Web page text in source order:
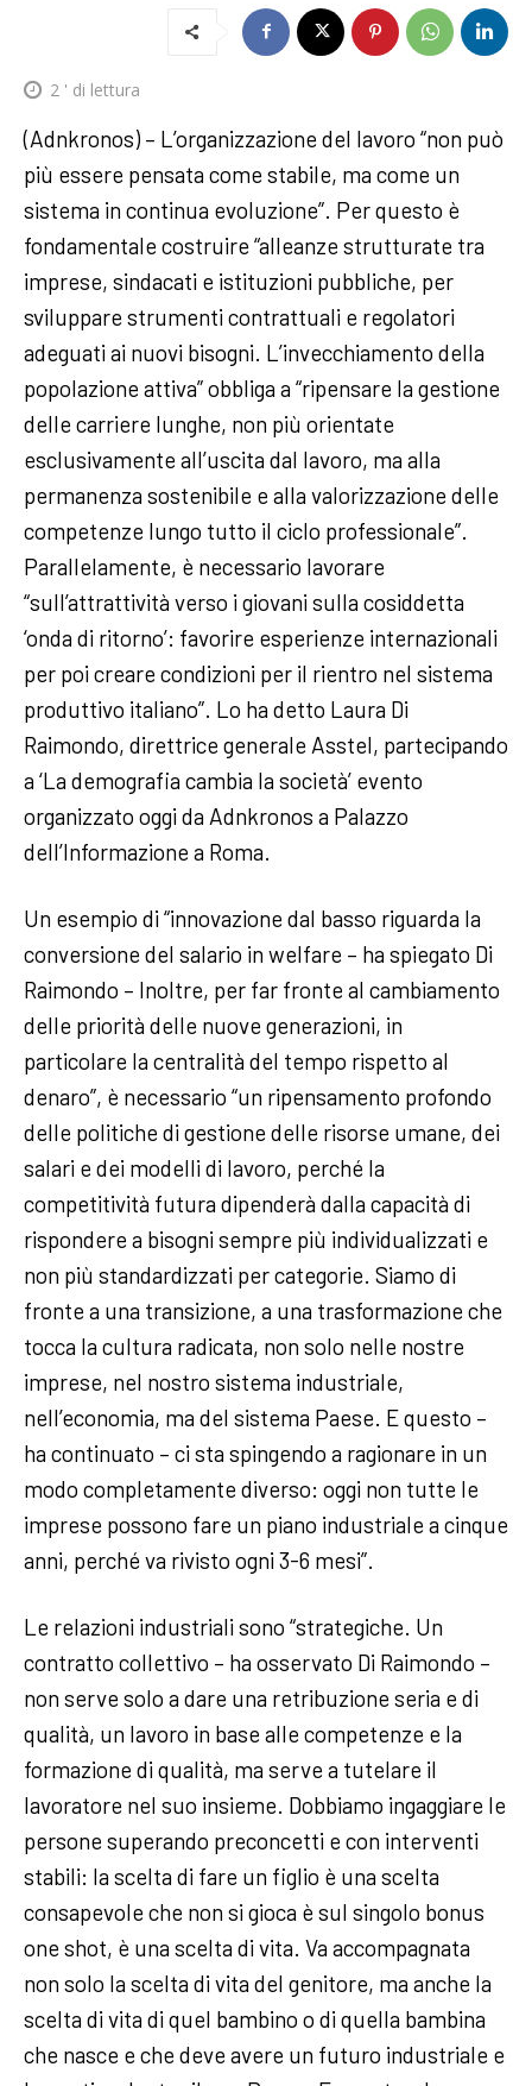
2 ' di lettura
(Adnkronos) – L’organizzazione del lavoro “non può
più essere pensata come stabile, ma come un
sistema in continua evoluzione”. Per questo è
fondamentale costruire “alleanze strutturate tra
imprese, sindacati e istituzioni pubbliche, per
sviluppare strumenti contrattuali e regolatori
adeguati ai nuovi bisogni. L’invecchiamento della
popolazione attiva” obbliga a “ripensare la gestione
delle carriere lunghe, non più orientate
esclusivamente all’uscita dal lavoro, ma alla
permanenza sostenibile e alla valorizzazione delle
competenze lungo tutto il ciclo professionale”.
Parallelamente, è necessario lavorare
“sull’attrattività verso i giovani sulla cosiddetta
‘onda di ritorno’: favorire esperienze internazionali
per poi creare condizioni per il rientro nel sistema
produttivo italiano”. Lo ha detto Laura Di
Raimondo, direttrice generale Asstel, partecipando
a ‘La demografia cambia la società’ evento
organizzato oggi da Adnkronos a Palazzo
dell’Informazione a Roma.
Un esempio di “innovazione dal basso riguarda la
conversione del salario in welfare – ha spiegato Di
Raimondo – Inoltre, per far fronte al cambiamento
delle priorità delle nuove generazioni, in
particolare la centralità del tempo rispetto al
denaro”, è necessario “un ripensamento profondo
delle politiche di gestione delle risorse umane, dei
salari e dei modelli di lavoro, perché la
competitività futura dipenderà dalla capacità di
rispondere a bisogni sempre più individualizzati e
non più standardizzati per categorie. Siamo di
fronte a una transizione, a una trasformazione che
tocca la cultura radicata, non solo nelle nostre
imprese, nel nostro sistema industriale,
nell’economia, ma del sistema Paese. E questo –
ha continuato – ci sta spingendo a ragionare in un
modo completamente diverso: oggi non tutte le
imprese possono fare un piano industriale a cinque
anni, perché va rivisto ogni 3-6 mesi”.
Le relazioni industriali sono “strategiche. Un
contratto collettivo – ha osservato Di Raimondo –
non serve solo a dare una retribuzione seria e di
qualità, un lavoro in base alle competenze e la
formazione di qualità, ma serve a tutelare il
lavoratore nel suo insieme. Dobbiamo ingaggiare le
persone superando preconcetti e con interventi
stabili: la scelta di fare un figlio è una scelta
consapevole che non si gioca è sul singolo bonus
one shot, è una scelta di vita. Va accompagnata
non solo la scelta di vita del genitore, ma anche la
scelta di vita di quel bambino o di quella bambina
che nasce e che deve avere un futuro industriale e